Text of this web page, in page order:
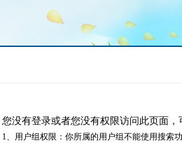
您没有登录或者您没有权限访问此页面
1、用户组权限：你所属的用户组不能使用搜索